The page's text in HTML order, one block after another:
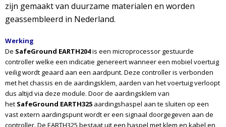
e
l
zijn gemaakt van duurzame materialen en worden
geassembleerd in Nederland.
Werking
De SafeGround EARTH204is een microprocessor gestuurde
controller welke een indicatie genereert wanneer een mobiel voertuig
veilig wordt geaard aan een aardpunt. Deze controller is verbonden
met het chassis en de aardingsklem, aarden van het voertuig verloopt
dus altijd via deze module. Door de aardingsklem van
het SafeGround EARTH325 aardingshaspel aan te sluiten op een
vast extern aardingspunt wordt er een signaal doorgegeven aan de
controller. De EARTH325 bestaat uit een haspel met klem en kabel en